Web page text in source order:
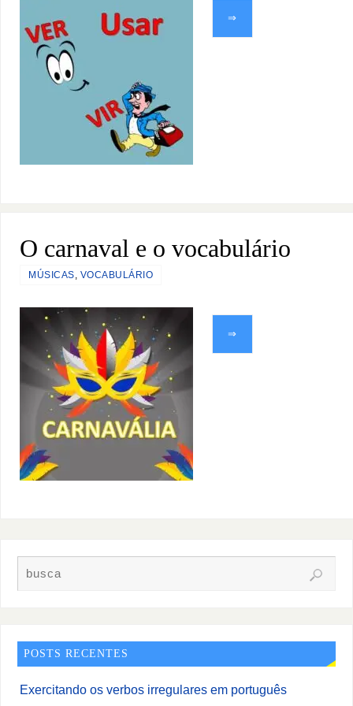
⇒
O carnaval e o vocabulário
MÚSICAS, VOCABULÁRIO
⇒
POSTS RECENTES
Exercitando os verbos irregulares em português